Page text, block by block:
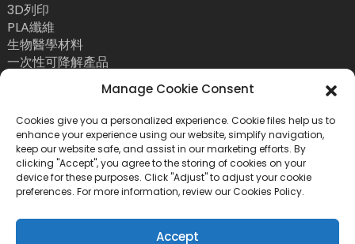
3D列印
PLA纖維
生物醫學材料
一次性可降解產品
電話：+86 755 86393186
電子郵件：bright@esungroup.net
地址：中國深圳市南山區粵海街道高新南九路55號微
軟科通大廈15A
Manage Cookie Consent
Cookies give you a personalized experience. Cookie files help us to
enhance your experience using our website, simplify navigation,
keep our website safe, and assist in our marketing efforts. By
clicking "Accept", you agree to the storing of cookies on your
device for these purposes. Click "Adjust" to adjust your cookie
preferences. For more information, review our Cookies Policy.
Accept